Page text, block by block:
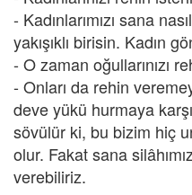
- Kadınlarımızı sana
yakışıklı birisin. Kadın
- O zaman oğullarınızı
- Onları da rehin
deve yükü hurmaya
sövülür ki, bu bizim hiç
olur. Fakat sana
verebiliriz.